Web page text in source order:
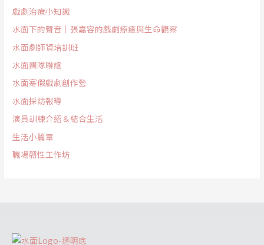
戲劇治療小知識
水面下的聲音｜張嘉容的戲劇療癒與生命觀察
水面劇師資培訓班
水面團隊聯誼
水面寒假戲劇創作營
水面採訪報導
演員訓練介紹＆結合生活
生活小篇章
職場韌性工作坊